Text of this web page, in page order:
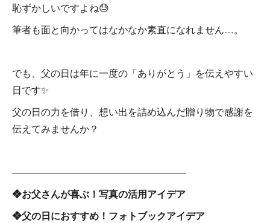
恥ずかしいですよね😓
筆者も面と向かってはなかなか素直になれません…。
でも、父の日は年に一度の「ありがとう」を伝えやすい
日です✨
父の日の力を借り、想い出を詰め込んだ贈り物で感謝を
伝えてみませんか？
――――――――――――――――――
❖お父さんが喜ぶ！写真の活用アイデア
❖父の日におすすめ！フォトブックアイデア